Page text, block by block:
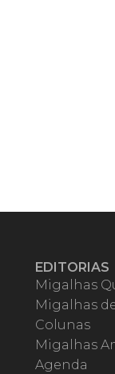
EDITORIAS
Migalhas
Migalhas
Colunas
Migalhas
Agenda